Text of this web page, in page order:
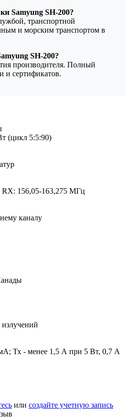
Samyung SH-200?
транспортной
и морским транспортом в
SH-200?
производителя. Полный
и сертификатов.
(цикл 5:5:90)
156,05-163,275 МГц
каналу
Тх - менее 1,5 А при 5 Вт, 0,7 А
или создайте учетную запись